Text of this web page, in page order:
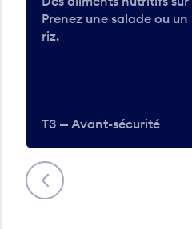
Précédent
Prenez une salade ou
riz.
T3 — Avant-sécurité